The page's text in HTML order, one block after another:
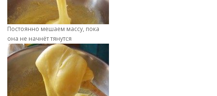
Постоянно мешаем массу, пока
она не начнёт тянутся